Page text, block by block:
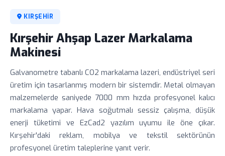
KIRŞEHIR
Kırşehir Ahşap Lazer Markalama
Makinesi
Galvanometre tabanlı CO2 markalama lazeri, endüstriyel seri
üretim için tasarlanmış modern bir sistemdir. Metal olmayan
malzemelerde saniyede 7000 mm hızda profesyonel kalıcı
markalama yapar. Hava soğutmalı sessiz çalışma, düşük
enerji tüketimi ve EzCad2 yazılım uyumu ile öne çıkar.
Kırşehir'daki reklam, mobilya ve tekstil sektörünün
profesyonel üretim taleplerine yanıt verir.